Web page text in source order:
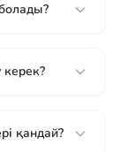
керек?
қандай?